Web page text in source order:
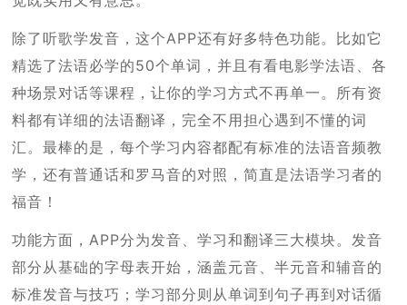
除了听歌学发音，这个APP还有好多特色功能。比如它
精选了法语必学的50个单词，并且有看电影学法语、各
种场景对话等课程，让你的学习方式不再单一。所有资
料都有详细的法语翻译，完全不用担心遇到不懂的词
汇。最棒的是，每个学习内容都配有标准的法语音频教
学，还有普通话和罗马音的对照，简直是法语学习者的
福音！
功能方面，APP分为发音、学习和翻译三大模块。发音
部分从基础的字母表开始，涵盖元音、半元音和辅音的
标准发音与技巧；学习部分则从单词到句子再到对话循